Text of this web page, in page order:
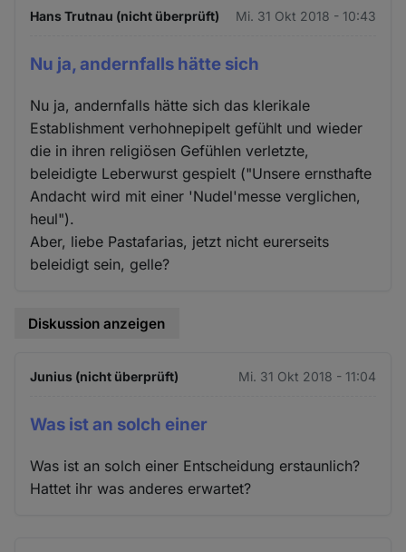
Hans Trutnau (nicht überprüft) Mi. 31 Okt 2018 - 10:43
Nu ja, andernfalls hätte sich
Nu ja, andernfalls hätte sich das klerikale
Establishment verhohnepipelt gefühlt und wieder
die in ihren religiösen Gefühlen verletzte,
beleidigte Leberwurst gespielt ("Unsere ernsthafte
Andacht wird mit einer 'Nudel'messe verglichen,
heul").
Aber, liebe Pastafarias, jetzt nicht eurerseits
beleidigt sein, gelle?
Diskussion anzeigen
Junius (nicht überprüft) Mi. 31 Okt 2018 - 11:04
Was ist an solch einer
Was ist an solch einer Entscheidung erstaunlich?
Hattet ihr was anderes erwartet?